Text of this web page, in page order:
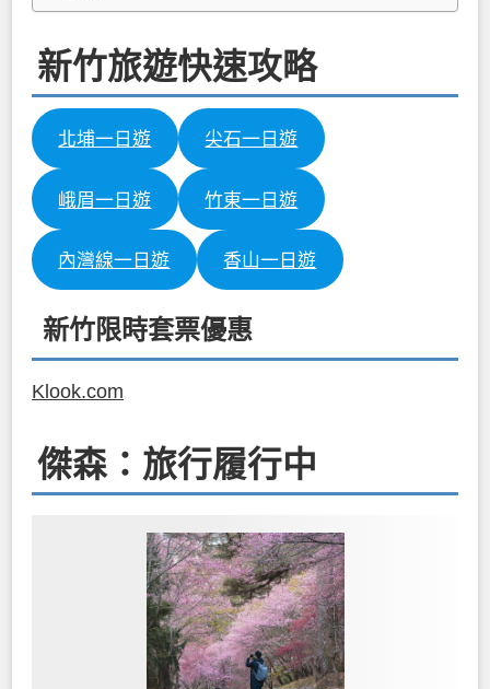
新竹旅遊快速攻略
北埔一日遊 尖石一日遊
峨眉一日遊 竹東一日遊
內灣線一日遊 香山一日遊
新竹限時套票優惠
Klook.com
傑森：旅行履行中